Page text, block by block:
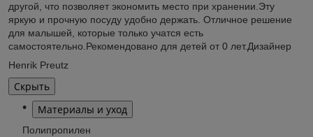
другой, что позволяет экономить место при хранении.Эту
яркую и прочную посуду удобно держать. Отличное решение
для малышей, которые только учатся есть
самостоятельно.Рекомендовано для детей от 0 лет.Дизайнер
Henrik Preutz
Скрыть
Материалы и уход
Полипропилен